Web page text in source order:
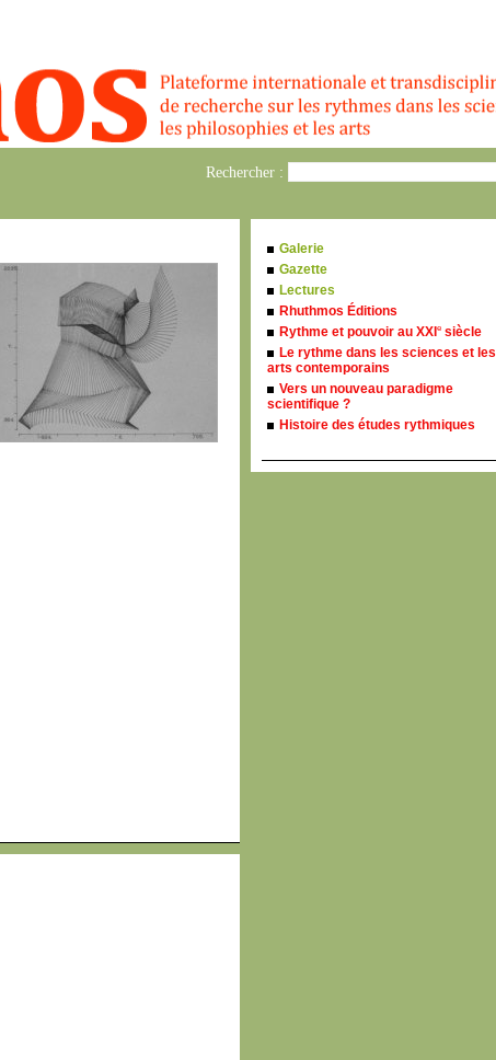
Rechercher :
Galerie
Gazette
Lectures
Rhuthmos Éditions
Rythme et pouvoir au XXI e siècle
Le rythme dans les sciences et les
arts contemporains
Vers un nouveau paradigme
scientifique ?
Histoire des études rythmiques